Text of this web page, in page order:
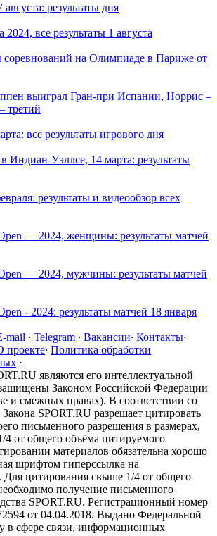
результаты дня
все результаты 1 августа
соревнований на Олимпиаде в Париже от
выиграл Гран-при Испании, Норрис –
третий
все результаты игрового дня
Индиан-Уэллсе, 14 марта: результаты
результаты и видеообзор всех
— 2024, женщины: результаты матчей
— 2024, мужчины: результаты матчей
- 2024: результаты матчей 18 января
mail · Telegram · Вакансии· Контакты·
проекте· Политика обработки
·
являются его интеллектуальной
Законом Российской Федерации
и смежных правах). В соответствии со
Закона SPORT.RU разрешает цитировать
письменного разрешения в размерах,
от общего объёма цитируемого
материалов обязательна хорошо
шрифтом гиперссылка на
Для цитирования свыше 1/4 от общего
получение письменного
SPORT.RU. Регистрационный номер
от 04.04.2018. Выдано Федеральной
в сфере связи, информационных